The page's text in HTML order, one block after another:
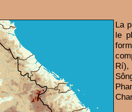
La
le